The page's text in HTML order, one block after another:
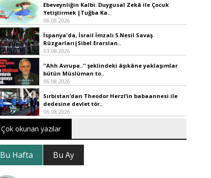
Ebeveynliğin Kalbi: Duygusal Zekâ ile Çocuk
Yetiştirmek |Tuğba Ka..
06.08.2026
İspanya'da, İsrail İmzalı 5.Nesil Savaş
Rüzgarları|Sibel Erarslan..
03.08.2026
''Ahh Avrupa..'' şeklindeki âşıkâne yaklaşımlar
bütün Müslüman to..
06.08.2026
Sırbistan’dan Theodor Herzl’in babaannesi ile
dedesine devlet tör..
06.08.2026
Çok okunan yazılar
Bu Hafta Bu Ay